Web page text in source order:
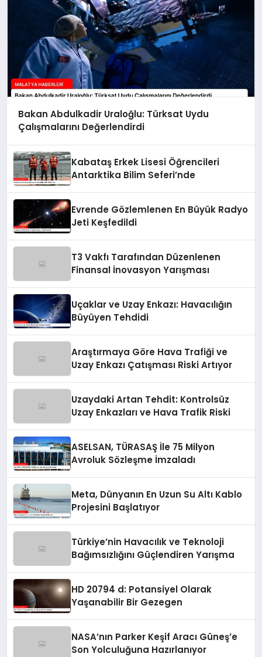
Bakan Abdulkadir Uraloğlu: Türksat Uydu
Çalışmalarını Değerlendirdi
Kabataş Erkek Lisesi Öğrencileri
Antarktika Bilim Seferi’nde
Evrende Gözlemlenen En Büyük Radyo
Jeti Keşfedildi
T3 Vakfı Tarafından Düzenlenen
Finansal İnovasyon Yarışması
Uçaklar ve Uzay Enkazı: Havacılığın
Büyüyen Tehdidi
Araştırmaya Göre Hava Trafiği ve
Uzay Enkazı Çatışması Riski Artıyor
Uzaydaki Artan Tehdit: Kontrolsüz
Uzay Enkazları ve Hava Trafik Riski
ASELSAN, TÜRASAŞ İle 75 Milyon
Avroluk Sözleşme İmzaladı
Meta, Dünyanın En Uzun Su Altı Kablo
Projesini Başlatıyor
Türkiye’nin Havacılık ve Teknoloji
Bağımsızlığını Güçlendiren Yarışma
HD 20794 d: Potansiyel Olarak
Yaşanabilir Bir Gezegen
NASA’nın Parker Keşif Aracı Güneş’e
Son Yolculuğuna Hazırlanıyor